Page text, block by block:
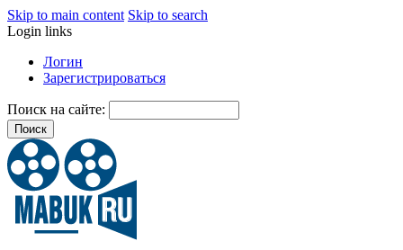
Skip to main content Skip to search
Login links
Логин
Зарегистрироваться
Поиск на сайте: